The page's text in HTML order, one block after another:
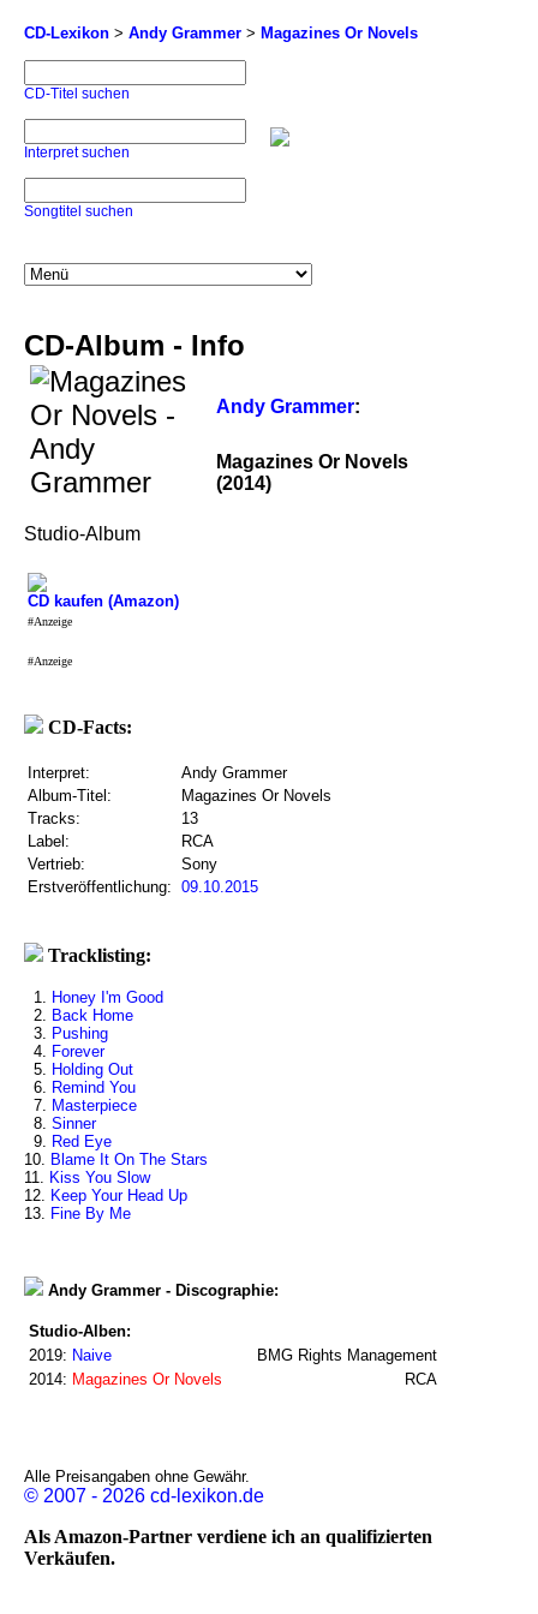
CD-Lexikon > Andy Grammer > Magazines Or Novels
CD-Titel suchen
Interpret suchen
Songtitel suchen
CD-Album - Info
Andy Grammer:
Magazines Or Novels
(2014)
Studio-Album
CD kaufen (Amazon)
#Anzeige
#Anzeige
CD-Facts:
Interpret:
Andy Grammer
Album-Titel:
Magazines Or Novels
Tracks:
13
Label:
RCA
Vertrieb:
Sony
Erstveröffentlichung: 09.10.2015
Tracklisting:
1. Honey I'm Good
2. Back Home
3. Pushing
4. Forever
5. Holding Out
6. Remind You
7. Masterpiece
8. Sinner
9. Red Eye
10. Blame It On The Stars
11. Kiss You Slow
12. Keep Your Head Up
13. Fine By Me
Andy Grammer - Discographie:
Studio-Alben:
2019: Naive
BMG Rights Management
2014: Magazines Or Novels RCA
Alle Preisangaben ohne Gewähr.
© 2007 - 2026 cd-lexikon.de
Als Amazon-Partner verdiene ich an qualifizierten
Verkäufen.